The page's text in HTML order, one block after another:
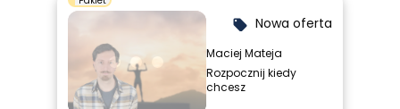
profesjonalizmem i pomogę Ci osiągnąć Twoje cele.
local_offer Nowa oferta
Maciej Mateja
Rozpocznij kiedy
chcesz